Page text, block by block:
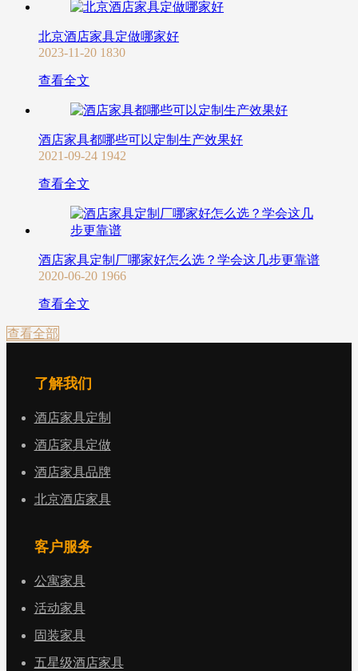
北京酒店家具定做哪家好
2023-11-20 1830
查看全文
酒店家具都哪些可以定制生产效果好
2021-09-24 1942
查看全文
酒店家具定制厂哪家好怎么选？学会这几步更靠谱
2020-06-20 1966
查看全文
查看全部
了解我们
酒店家具定制
酒店家具定做
酒店家具品牌
北京酒店家具
客户服务
公寓家具
活动家具
固装家具
五星级酒店家具